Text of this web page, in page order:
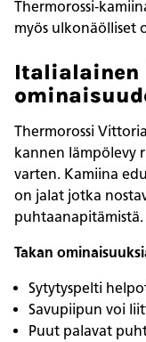
Thermorossi-
myös ulkonäölliset
Italialainen
Thermorossi
kannen lämpölevy
varten. Kamiina
on jalat jotka
puhtaanapitämistä.
Takan
Sytytyspelti
Savupiipun voi
Puut palavat